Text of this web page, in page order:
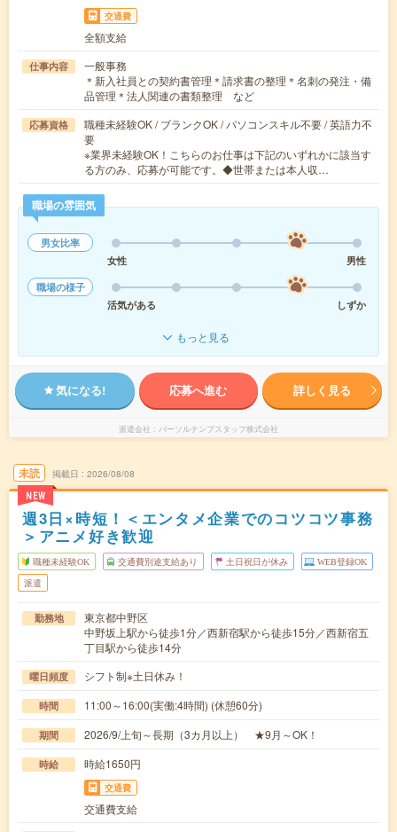
交通費
全額支給
仕事内容
一般事務
＊新入社員との契約書管理＊請求書の整理＊名刺の発注・備
品管理＊法人関連の書類整理 など
応募資格
職種未経験OK / ブランクOK / パソコンスキル不要 / 英語力不
要
※業界未経験OK！こちらのお仕事は下記のいずれかに該当す
る方のみ、応募が可能です。◆世帯または本人収…
職場の雰囲気
男女比率
女性
男性
職場の様子
活気がある
しずか
もっと見る
気になる! 応募へ進む 詳しく見る
派遣会社 パーソルテンプスタッフ株式会社
未読
NEW
掲載日 2026/08/08
週3日×時短！＜エンタメ企業でのコツコツ事務
＞アニメ好き歓迎
職種未経験OK 交通費別途支給あり 土日祝日が休み WEB登録OK
派遣
勤務地
東京都中野区
中野坂上駅から徒歩1分／西新宿駅から徒歩15分／西新宿五
丁目駅から徒歩14分
曜日頻度 シフト制※土日休み！
時間 11:00～16:00(実働:4時間) (休憩60分)
期間 2026/9/上旬～長期（3カ月以上） ★9月～OK！
時給 時給1650円
交通費
交通費支給